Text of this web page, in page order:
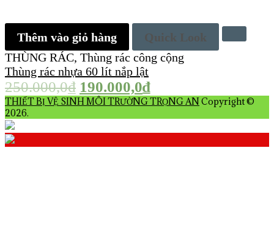
Thêm vào giỏ hàng
Quick Look
THÙNG RÁC, Thùng rác công cộng
Thùng rác nhựa 60 lít nắp lật
250.000,0₫ 190.000,0₫
THIẾT BỊ VỆ SINH MÔI TRƯỜNG TRỌNG ANCopyright ©
2026.